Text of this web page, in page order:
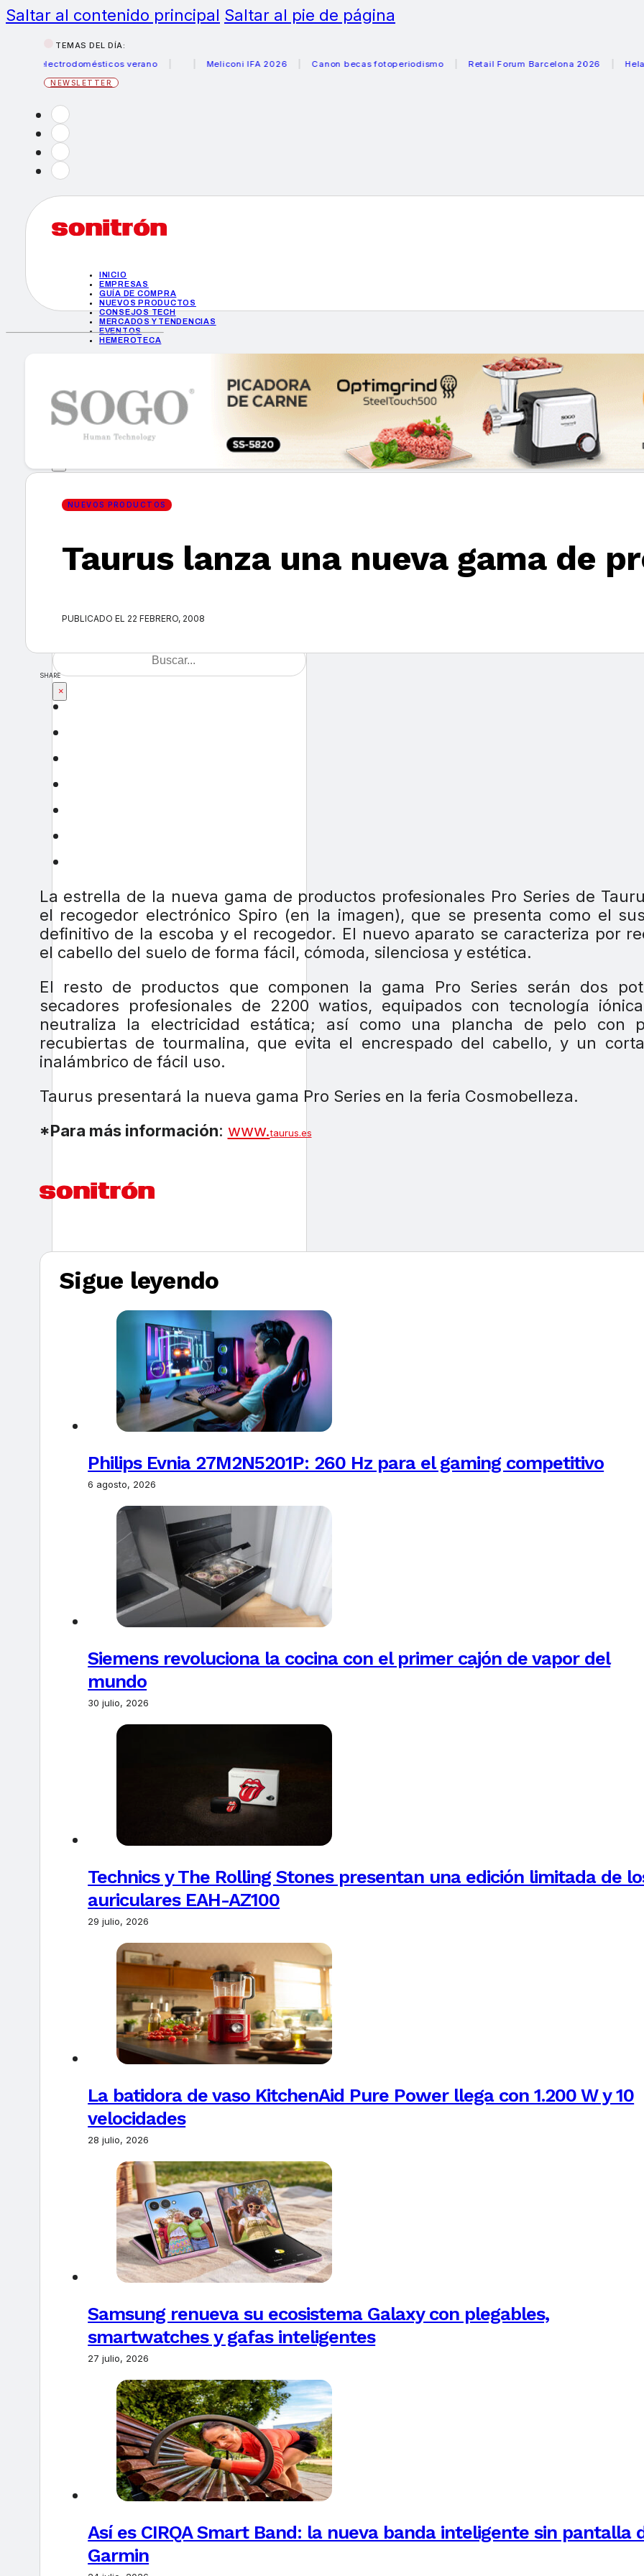
Saltar al contenido principal Saltar al pie de página
TEMAS DEL DÍA:
electrodomésticos verano
Meliconi IFA 2026 Canon becas fotoperiodismo Retail Forum Barcelona 2026
NEWSLETTER
INICIO
EMPRESAS
GUÍA DE COMPRA
NUEVOS PRODUCTOS
CONSEJOS TECH
MERCADOS Y TENDENCIAS
EVENTOS
HEMEROTECA
GUÍA DE COMPRA
NUEVOS PRODUCTOS
CONSEJOS TECH
MERCADOS Y TENDENCIAS
HEMEROTECA
×
NUEVOS PRODUCTOS
Taurus lanza una nueva gama de
PUBLICADO EL 22 FEBRERO, 2008
SHARE
La estrella de la nueva gama de productos profesionales Pro Series de
el recogedor electrónico Spiro (en la imagen), que se presenta como el
definitivo de la escoba y el recogedor. El nuevo aparato se caracteriza por
el cabello del suelo de forma fácil, cómoda, silenciosa y estética.
El resto de productos que componen la gama Pro Series serán dos
secadores profesionales de 2200 watios, equipados con tecnología
neutraliza la electricidad estática; así como una plancha de pelo con
recubiertas de tourmalina, que evita el encrespado del cabello, y un
inalámbrico de fácil uso.
Taurus presentará la nueva gama Pro Series en la feria Cosmobelleza.
*Para más información: www.taurus.es
Sigue leyendo
Philips Evnia 27M2N5201P: 260 Hz para el gaming competitivo
6 agosto, 2026
Siemens revoluciona la cocina con el primer cajón de vapor del
mundo
30 julio, 2026
Technics y The Rolling Stones presentan una edición limitada de
auriculares EAH-AZ100
29 julio, 2026
La batidora de vaso KitchenAid Pure Power llega con 1.200 W y 10
velocidades
28 julio, 2026
Samsung renueva su ecosistema Galaxy con plegables,
smartwatches y gafas inteligentes
27 julio, 2026
Así es CIRQA Smart Band: la nueva banda inteligente sin pantalla
Garmin